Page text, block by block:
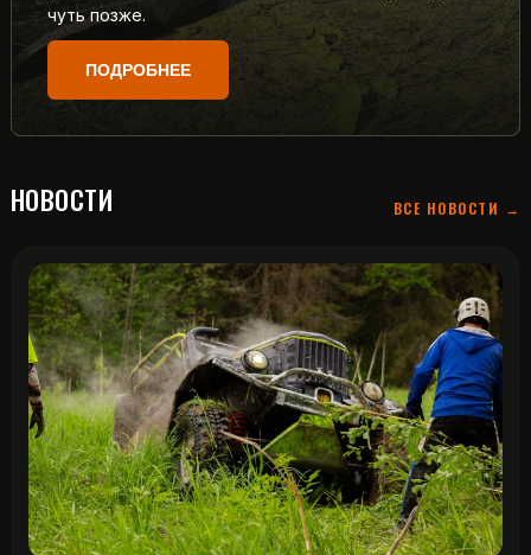
чуть позже.
ПОДРОБНЕЕ
НОВОСТИ ВСЕ НОВОСТИ →